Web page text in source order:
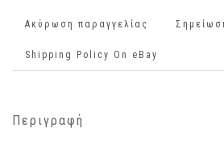
Ακύρωση παραγγελίας
Shipping Policy On eBay
Περιγραφή